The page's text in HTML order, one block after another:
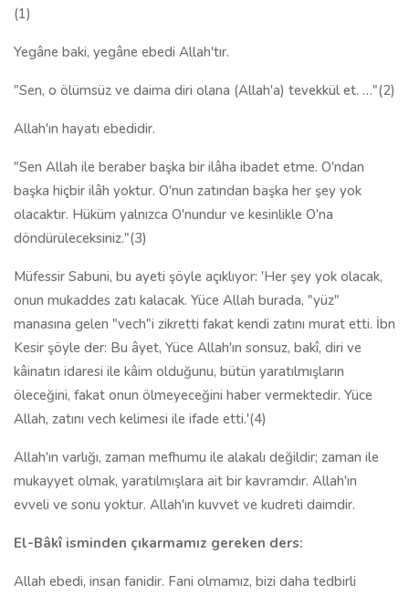
(1)
Yegâne baki, yegâne ebedi Allah'tır.
"Sen, o ölümsüz ve daima diri olana (Allah'a) tevekkül et. …"(2)
Allah'ın hayatı ebedidir.
"Sen Allah ile beraber başka bir ilâha ibadet etme. O'ndan
başka hiçbir ilâh yoktur. O'nun zatından başka her şey yok
olacaktır. Hüküm yalnızca O'nundur ve kesinlikle O'na
döndürüleceksiniz."(3)
Müfessir Sabuni, bu ayeti şöyle açıklıyor: 'Her şey yok olacak,
onun mukaddes zatı kalacak. Yüce Allah burada, "yüz"
manasına gelen "vech"i zikretti fakat kendi zatını mu­rat etti. İbn
Kesir şöyle der: Bu âyet, Yüce Allah'ın sonsuz, bakî, diri ve
kâinatın idaresi ile kâim olduğunu, bütün yaratılmışların
öleceğini, fakat onun ölmeyeceğini haber vermektedir. Yüce
Allah, zatını vech kelimesi ile ifade etti.'(4)
Allah'ın varlığı, zaman mefhumu ile alakalı değildir; zaman ile
mukayyet olmak, yaratılmışlara ait bir kavramdır. Allah'ın
evveli ve sonu yoktur. Allah'ın kuvvet ve kudreti daimdir.
El-Bâkî isminden çıkarmamız gereken ders:
Allah ebedi, insan fanidir. Fani olmamız, bizi daha tedbirli